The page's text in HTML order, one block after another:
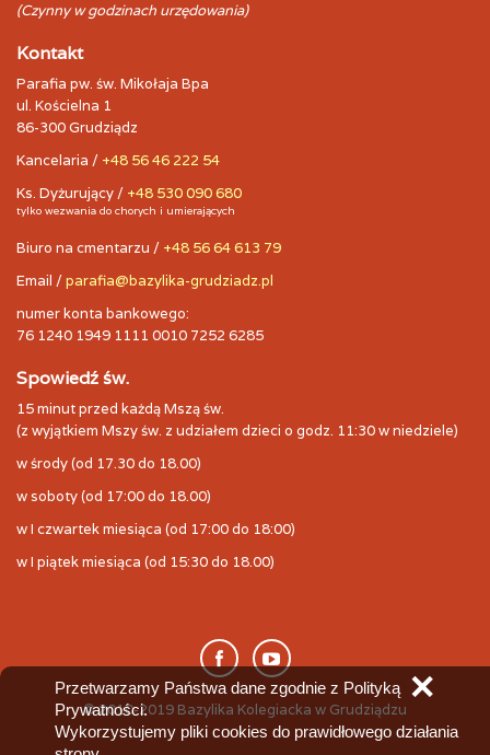
(Czynny w godzinach urzędowania)
Kontakt
Parafia pw. św. Mikołaja Bpa
ul. Kościelna 1
86-300 Grudziądz
Kancelaria / +48 56 46 222 54
Ks. Dyżurujący / +48 530 090 680
tylko wezwania do chorych i umierających
Biuro na cmentarzu / +48 56 64 613 79
Email /parafia@bazylika-grudziadz.pl
numer konta bankowego:
76 1240 1949 1111 0010 7252 6285
Spowiedź św.
15 minut przed każdą Mszą św.
(z wyjątkiem Mszy św. z udziałem dzieci o godz. 11:30 w niedziele)
w środy (od 17.30 do 18.00)
w soboty (od 17:00 do 18.00)
w I czwartek miesiąca (od 17:00 do 18:00)
w I piątek miesiąca (od 15:30 do 18.00)
© 2010-2019 Bazylika Kolegiacka w Grudziądzu
✕
Przetwarzamy Państwa dane zgodnie z Polityką
Prywatności.
Wykorzystujemy pliki cookies do prawidłowego działania